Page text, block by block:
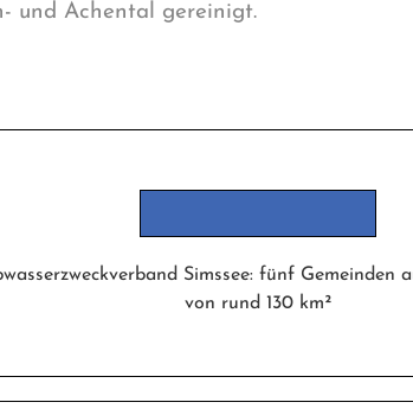
und Achental gereinigt.
Simssee: fünf Gemeinden
von rund 130 km²